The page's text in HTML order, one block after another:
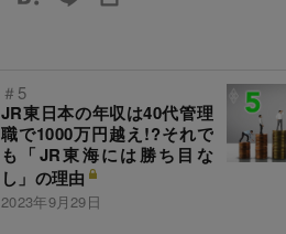
＃5
JR東日本の年収は40代管理
職で1000万円越え!?それで
も「JR東海には勝ち目な
し」の理由
2023年9月29日